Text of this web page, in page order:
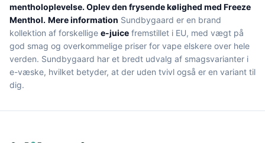
mentholoplevelse. Oplev den frysende kølighed med Freeze
Menthol. Mere information Sundbygaard er en brand
kollektion af forskellige e-juice fremstillet i EU, med vægt på
god smag og overkommelige priser for vape elskere over hele
verden. Sundbygaard har et bredt udvalg af smagsvarianter i
e-væske, hvilket betyder, at der uden tvivl også er en variant til
dig.